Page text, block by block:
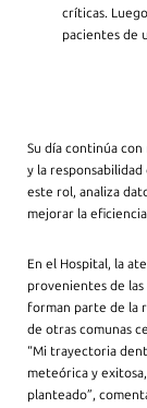
críticas.
pacientes de
Su día continúa
y la
este rol, analiza
mejorar la
En el Hospital, la
provenientes de las
forman parte de la
de otras comunas
“Mi trayectoria
meteórica y
planteado”,